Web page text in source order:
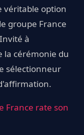
véritable option
groupe France
à
la cérémonie du
sélectionneur
France rate son